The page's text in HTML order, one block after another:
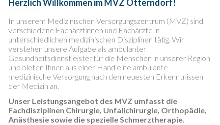
Herzlich Willkommen im MVZ Otterndorf!
In unserem Medizinischen Versorgungszentrum (MVZ) sind
verschiedene Fachärztinnen und Fachärzte in
unterschiedlichen medizinischen Disziplinen tätig. Wir
verstehen unsere Aufgabe als ambulanter
Gesundheitsdienstleister für die Menschen in unserer Region
und bieten Ihnen aus einer Hand eine ambulante
medizinische Versorgung nach den neuesten Erkenntnissen
der Medizin an.
Unser Leistungsangebot des MVZ umfasst die
Fachdisziplinen Chirurgie, Unfallchirurgie, Orthopädie,
Anästhesie sowie die spezielle Schmerztherapie.